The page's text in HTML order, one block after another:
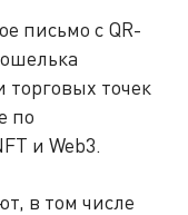
письмо с QR-
точек
по
и Web3.
в том числе